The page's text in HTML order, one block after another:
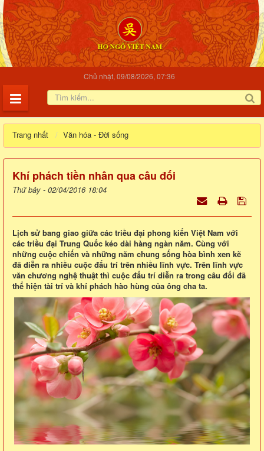
Chủ nhật, 09/08/2026, 07:36
Trang nhất Văn hóa - Đời sống
Khí phách tiền nhân qua câu đối
Thứ bảy - 02/04/2016 18:04
Lịch sử bang giao giữa các triều đại phong kiến Việt Nam với
các triều đại Trung Quốc kéo dài hàng ngàn năm. Cùng với
những cuộc chiến và những năm chung sống hòa bình xen kẽ
đã diễn ra nhiều cuộc đấu trí trên nhiều lĩnh vực. Trên lĩnh vực
văn chương nghệ thuật thì cuộc đấu trí diễn ra trong câu đối đã
thể hiện tài trí và khí phách hào hùng của ông cha ta.